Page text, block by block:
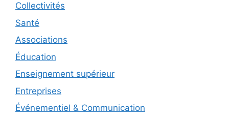
Collectivités
Santé
Associations
Éducation
Enseignement supérieur
Entreprises
Événementiel & Communication